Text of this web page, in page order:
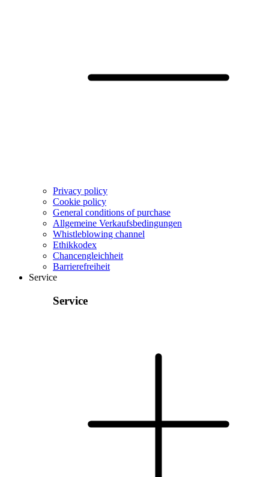
Privacy policy
Cookie policy
General conditions of purchase
Allgemeine Verkaufsbedingungen
Whistleblowing channel
Ethikkodex
Chancengleichheit
Barrierefreiheit
Service
Service